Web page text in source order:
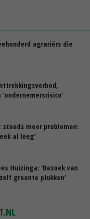
agrariërs die
meer problemen:
al leeg’
Huizinga: ‘Bezoek van
groente plukken’